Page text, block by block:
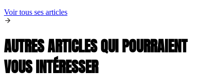
Voir tous ses articles
AUTRES ARTICLES QUI POURRAIENT
VOUS INTÉRESSER